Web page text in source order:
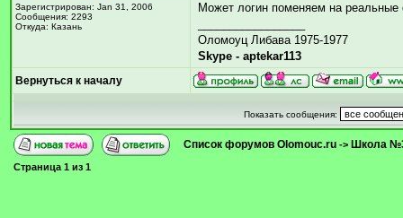
Зарегистрирован: Jan 31, 2006
Сообщения: 2293
Откуда: Казань
Может логин поменяем на
Оломоуц Либава 1975-1977
Skype - aptekar113
Вернуться к началу
Показать сообщения:
Список форумов Olomouc.ru -> Школа
Страница 1 из 1